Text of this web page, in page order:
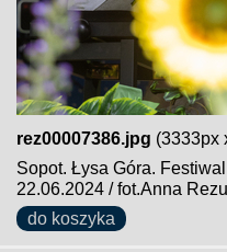
rez00007386.jpg (3333px
Sopot. Łysa Góra.
22.06.2024 / fot.Anna
do koszyka